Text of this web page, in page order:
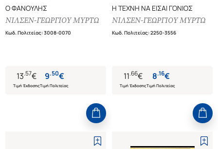
Ο ΦΑΝΟΥΛΗΣ
ΝΙΛΣΕΝ-ΓΕΩΡΓΙΟΥ ΜΥΡΤΩ
Κωδ. Πολιτείας:3008-0070
13.57€
Τιμή Έκδοσης
9.50€
Τιμή Πολιτείας
Η ΤΕΧΝΗ ΝΑ ΕΙΣΑΙ ΓΟΝΙΟΣ
ΝΙΛΣΕΝ-ΓΕΩΡΓΙΟΥ ΜΥΡΤΩ
Κωδ. Πολιτείας:2250-3556
11.66€
Τιμή Έκδοσης
8.16€
Τιμή Πολιτείας